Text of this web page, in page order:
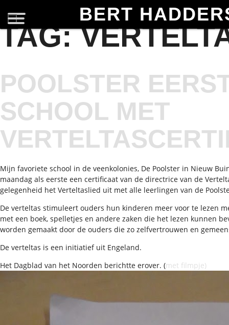
BERT
TAG:
POOLSTER
SCHOOL MET
Mijn favoriete school in de veenkolonies, De Poolster in Nieuw
maandag als eerste een certificaat van de directrice van de
gelegenheid het Verteltaslied uit met alle leerlingen van de
De verteltas stimuleert ouders hun kinderen meer voor te lezen
met een boek, spelletjes en andere zaken die het lezen kunnen
worden gemaakt door de ouders die zo zelfvertrouwen en
De verteltas is een initiatief uit Engeland.
Het Dagblad van het Noorden berichtte erover. (met filmpje)